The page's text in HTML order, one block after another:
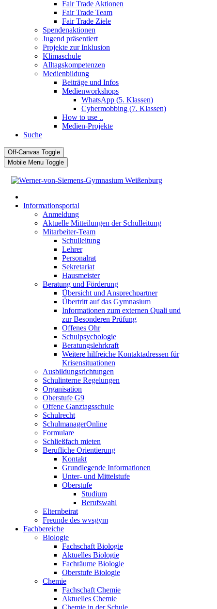
Fair Trade Aktionen
Fair Trade Team
Fair Trade Ziele
Spendenaktionen
Jugend präsentiert
Projekte zur Inklusion
Klimaschule
Alltagskompetenzen
Medienbildung
Beiträge und Infos
Medienworkshops
WhatsApp (5. Klassen)
Cybermobbing (7. Klassen)
How to use ..
Medien-Projekte
Suche
Off-Canvas Toggle
Mobile Menu Toggle
Informationsportal
Anmeldung
Aktuelle Mitteilungen der Schulleitung
Mitarbeiter-Team
Schulleitung
Lehrer
Personalrat
Sekretariat
Hausmeister
Beratung und Förderung
Übersicht und Ansprechpartner
Übertritt auf das Gymnasium
Informationen zum externen Quali und
zur Besonderen Prüfung
Offenes Ohr
Schulpsychologie
Beratungslehrkraft
Weitere hilfreiche Kontaktadressen für
Krisensituationen
Ausbildungsrichtungen
Schulinterne Regelungen
Organisation
Oberstufe G9
Offene Ganztagsschule
Schulrecht
SchulmanagerOnline
Formulare
Schließfach mieten
Berufliche Orientierung
Kontakt
Grundlegende Informationen
Unter- und Mittelstufe
Oberstufe
Studium
Berufswahl
Elternbeirat
Freunde des wvsgym
Fachbereiche
Biologie
Fachschaft Biologie
Aktuelles Biologie
Fachräume Biologie
Oberstufe Biologie
Chemie
Fachschaft Chemie
Aktuelles Chemie
Chemie in der Schule